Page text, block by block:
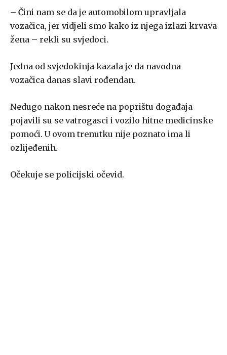
– Čini nam se da je automobilom upravljala
vozačica, jer vidjeli smo kako iz njega izlazi krvava
žena – rekli su svjedoci.
Jedna od svjedokinja kazala je da navodna
vozačica danas slavi rođendan.
Nedugo nakon nesreće na poprištu događaja
pojavili su se vatrogasci i vozilo hitne medicinske
pomoći. U ovom trenutku nije poznato ima li
ozlijeđenih.
Očekuje se policijski očevid.